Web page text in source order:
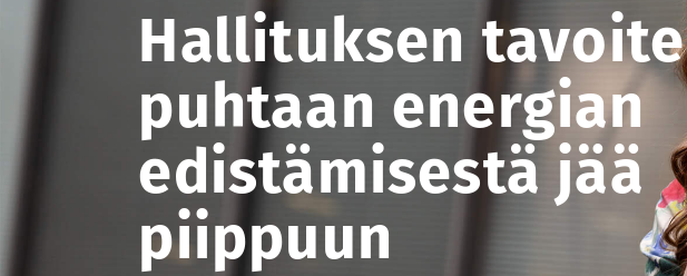
Hallituksen tavoite
puhtaan energian
edistämisestä jää
piippuun